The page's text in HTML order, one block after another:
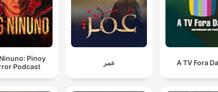
Pinoy
Podcast
عمر A TV Fora